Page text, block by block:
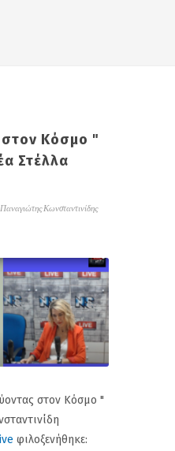
στον Κόσμο "
Στέλλα
Παναγιώτης Κωνσταντινίδης
στον Κόσμο "
φιλοξενήθηκε: